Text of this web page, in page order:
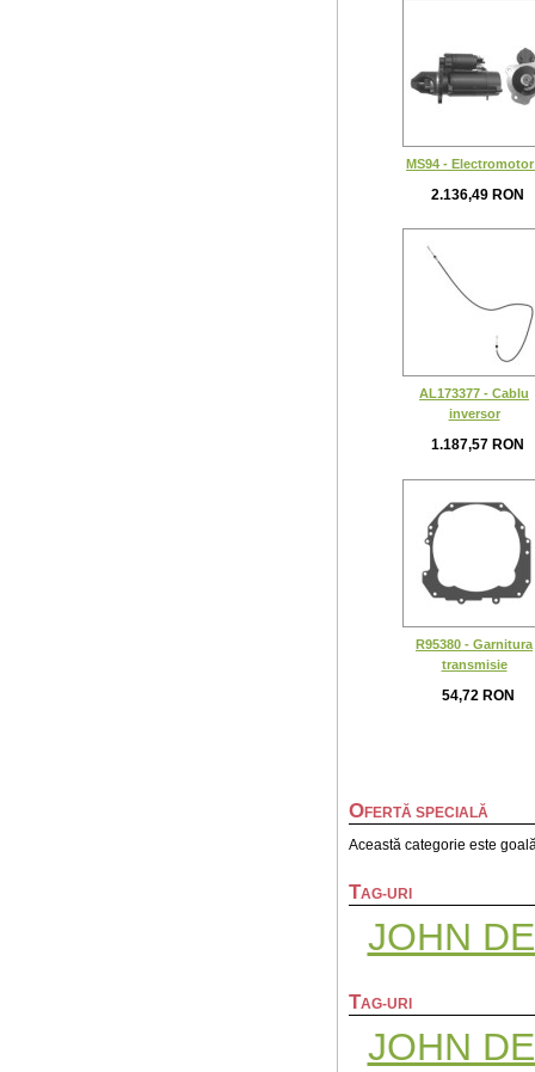
MS94 -
2.136,49 RON
AL173377 - Cablu
inversor
1.187,57 RON
R95380 - Garnitura
transmisie
54,72 RON
OFERTĂ SPECIALĂ
Această categorie este
TAG-URI
JOHN
TAG-URI
JOHN